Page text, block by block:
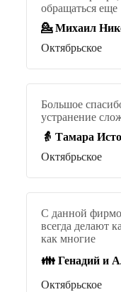
обращаться еще
💁 Михаил
Октябрьское
Большое
устранение
👵 Тамара
Октябрьское
С данной
всегда делают
как многие
👪 Генадий и
Октябрьское